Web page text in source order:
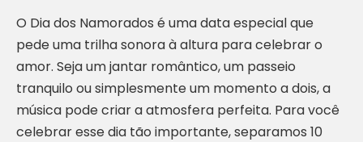
O Dia dos Namorados é uma data especial que
pede uma trilha sonora à altura para celebrar o
amor. Seja um jantar romântico, um passeio
tranquilo ou simplesmente um momento a dois, a
música pode criar a atmosfera perfeita. Para você
celebrar esse dia tão importante, separamos 10